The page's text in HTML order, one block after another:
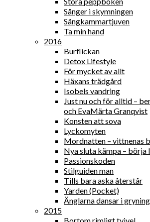
Sånger i skymningen
Sängkammartjuven
Ta min hand
2016
Burflickan
Detox Lifestyle
För mycket av allt
Häxans trädgård
Isobels vandring
Just nu och för alltid –
och EvaMärta Granqvist
Konsten att sova
Lyckomyten
Mordnatten – vittnenas
Nya sluta kämpa – börja
Passionskoden
Stilguiden man
Tills bara aska återstår
Yarden (Pocket)
Änglarna dansar i
2015